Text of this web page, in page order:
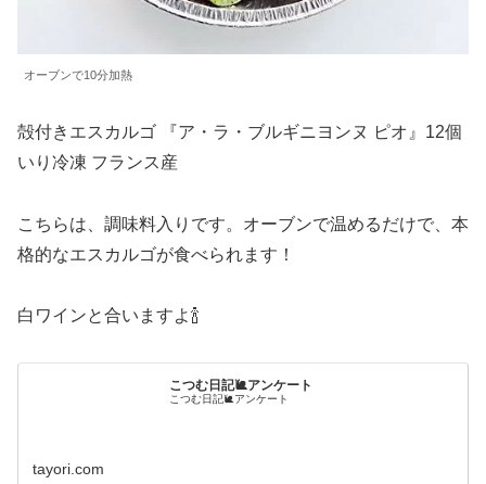
オーブンで10分加熱
殻付きエスカルゴ 『ア・ラ・ブルギニヨンヌ ピオ』12個
いり冷凍 フランス産
こちらは、調味料入りです。オーブンで温めるだけで、本
格的なエスカルゴが食べられます！
白ワインと合いますよ🍾
こつむ日記🐌アンケート
こつむ日記🐌アンケート
tayori.com